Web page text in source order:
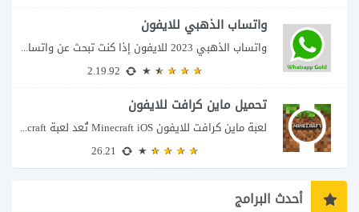
واتساب الذهبي للايفون
واتساب الذهبي 2023 للايفون إذا كنت تبحث عن واتساب الذهبي للايفون فأنت في الموقع...
تحميل ماين كرافت للايفون
لعبة ماين كرافت للايفون Minecraft iOS تُعد لعبة Minecraft واحدة من أكثر الألعاب شعبية...
أحدث البرامج